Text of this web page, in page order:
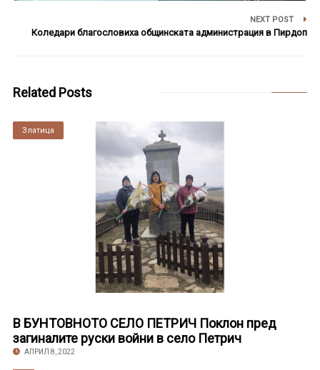
NEXT POST
Коледари благословиха общинската администрация в Пирдоп
Related Posts
Златица
В БУНТОВНОТО СЕЛО ПЕТРИЧ Поклон пред
загиналите руски войни в село Петрич
АПРИЛ 8, 2022